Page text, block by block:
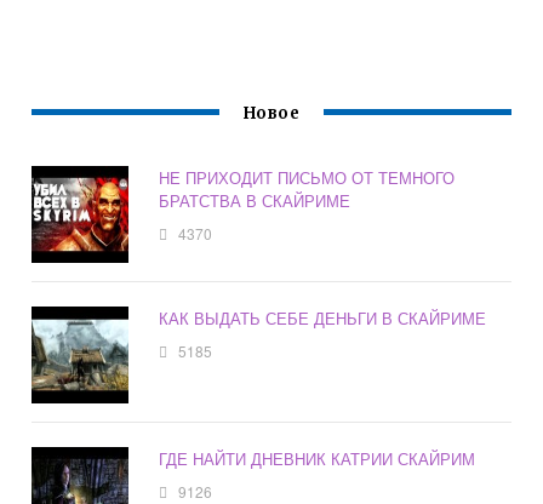
Новое
НЕ ПРИХОДИТ ПИСЬМО ОТ ТЕМНОГО
БРАТСТВА В СКАЙРИМЕ
4370
КАК ВЫДАТЬ СЕБЕ ДЕНЬГИ В СКАЙРИМЕ
5185
ГДЕ НАЙТИ ДНЕВНИК КАТРИИ СКАЙРИМ
9126